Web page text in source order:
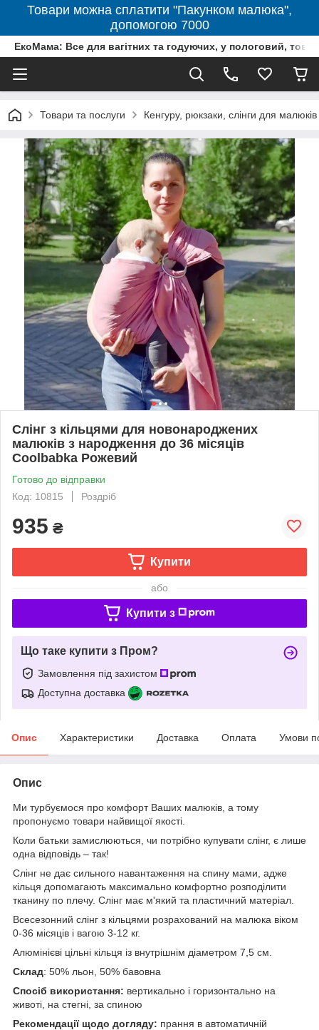
Товари можна сплатити "Пакунком малюка",
допомогою 7000
ЕкоМама: Все для вагітних та годуючих, у пологовий,
Товари та послуги Кенгуру, рюкзаки, слінги для малюків
Слінг з кільцями для новонароджених
малюків з народження до 36 місяців
Coolbabka Рожевий
Готово до відправки
Код: 10815
Роздріб
935 ₴
Купити
або
Купити з
Що таке купити з Пром?
Замовлення під захистом
Доступна доставка
Опис Характеристики Доставка Оплата Умови
Опис
Ми турбуємося про комфорт Ваших малюків, а тому
пропонуємо товари найвищої якості.
Коли батьки замислюються, чи потрібно купувати слінг, є лише
одна відповідь – так!
Слінг не дає сильного навантаження на спину мами, адже
кільця допомагають максимально комфортно розподілити
тканину по плечу. Слінг має м'який та пластичний матеріал.
Всесезонний слінг з кільцями розрахований на малюка віком
0-36 місяців і вагою 3-12 кг.
Алюмінієві цільні кільця із внутрішнім діаметром 7,5 см.
Склад: 50% льон, 50% бавовна
Спосіб використання: вертикально і горизонтально на
животі, на стегні, за спиною
Рекомендації щодо догляду: прання в автоматичній